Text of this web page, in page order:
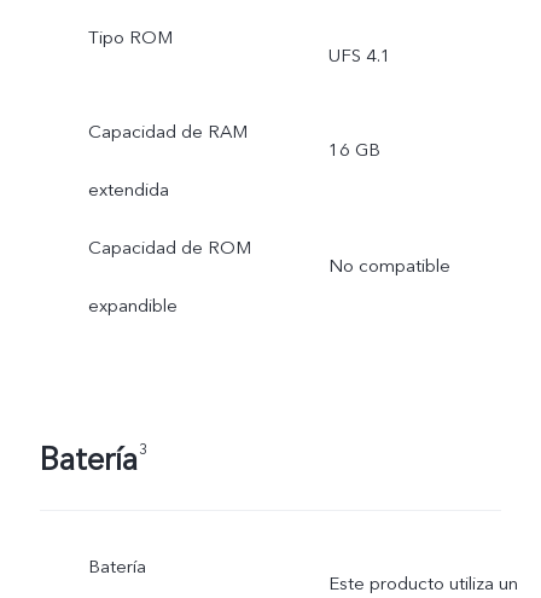
Tipo ROM
UFS 4.1
Capacidad de RAM
extendida
16 GB
Capacidad de ROM
expandible
No compatible
Batería3
Batería
Este producto utiliza un